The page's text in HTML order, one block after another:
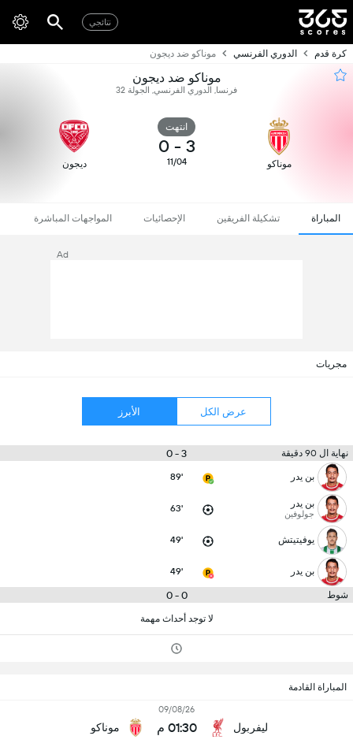
نتائجي
كرة قدم الدوري الفرنسي موناكو ضد ديجون
موناكو ضد ديجون
فرنسا, الدوري الفرنسي, الجولة 32
موناكو
انتهت
3
-
0
11/04 ديجون
المباراة تشكيلة الفريقين الإحصائيات المواجهات المباشرة
Ad
مجريات
عرض الكل الأبرز
نهاية ال 90 دقيقة 3 - 0
بن يدر 89'
بن يدر
جولوفين 63'
يوفيتيتش 49'
بن يدر 49'
شوط 0 - 0
لا توجد أحداث مهمة
المباراة القادمة
ليفربول
09/08/26
01:30 م موناكو